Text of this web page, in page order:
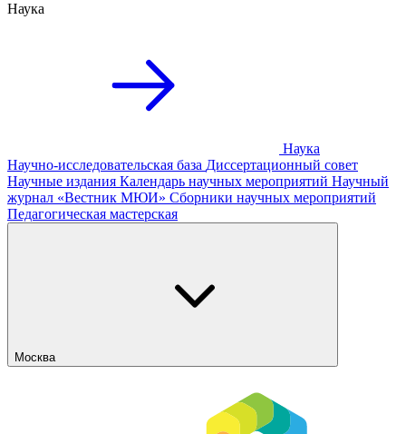
Наука
Наука
Научно-исследовательская база Диссертационный совет
Научные издания Календарь научных мероприятий Научный
журнал «Вестник МЮИ» Сборники научных мероприятий
Педагогическая мастерская
Москва